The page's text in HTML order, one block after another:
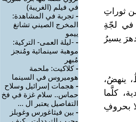
ثوراتِ
في لجّةِ
يسيرُ
ينهضُ،
كلَّما
بحروفِ
في فيلم (الغريبة)
- تجربة في المشاهدة:
المخرج الصيني تشانغ
ييمو
- -ليلة العمى- التركية:
موهبة سينمائية ومُنجز
مُبهر
-كلاكيت: ملحمة
هوميروس في السينما
- هجمات إسرائيل وسلاح
حماس.. سلام غزة في فخ
التفاصيل يعتبر ال ...
- بين فيثاغورس وغوبلز